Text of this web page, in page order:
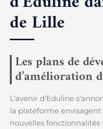
de Lille
Les plans de
d’amélioration
L’avenir d’Eduline
la plateforme
nouvelles